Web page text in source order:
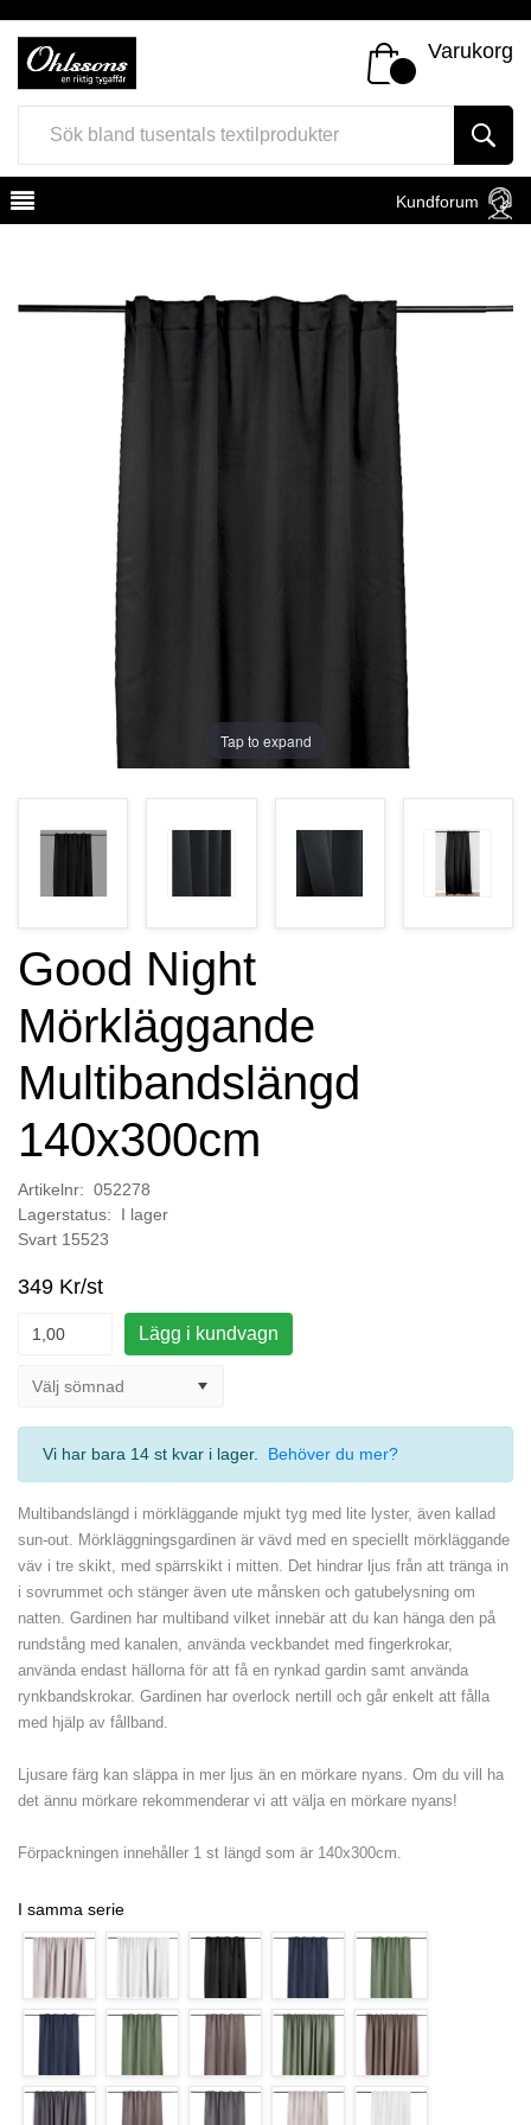
Varukorg
Kundforum
Tap to expand
Good Night
Mörkläggande
Multibandslängd
140x300cm
Artikelnr: 052278
Lagerstatus: I lager
Svart 15523
349 Kr/st
Lägg i kundvagn
Vi har bara 14 st kvar i lager. Behöver du mer?
Multibandslängd i mörkläggande mjukt tyg med lite lyster, även kallad
sun-out. Mörkläggningsgardinen är vävd med en speciellt mörkläggande
väv i tre skikt, med spärrskikt i mitten. Det hindrar ljus från att tränga in
i sovrummet och stänger även ute månsken och gatubelysning om
natten. Gardinen har multiband vilket innebär att du kan hänga den på
rundstång med kanalen, använda veckbandet med fingerkrokar,
använda endast hällorna för att få en rynkad gardin samt använda
rynkbandskrokar. Gardinen har overlock nertill och går enkelt att fålla
med hjälp av fållband.
Ljusare färg kan släppa in mer ljus än en mörkare nyans. Om du vill ha
det ännu mörkare rekommenderar vi att välja en mörkare nyans!
Förpackningen innehåller 1 st längd som är 140x300cm.
I samma serie